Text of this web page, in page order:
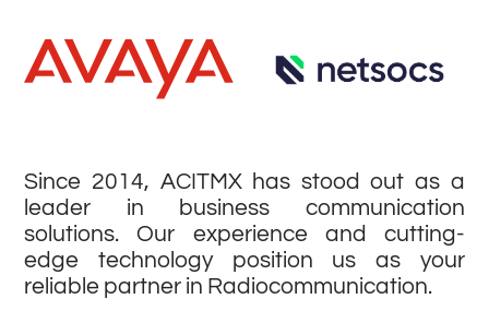
Since 2014, ACITMX has stood out as a
leader in business communication
solutions. Our experience and cutting-
edge technology position us as your
reliable partner in Radiocommunication.